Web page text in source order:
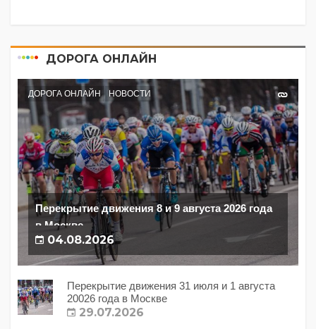
ДОРОГА ОНЛАЙН
ДОРОГА ОНЛАЙН НОВОСТИ
Перекрытие движения 8 и 9 августа 2026 года
в Москве
04.08.2026
Перекрытие движения 31 июля и 1 августа
20026 года в Москве
29.07.2026